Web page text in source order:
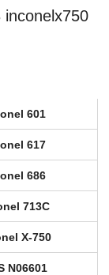
inconelx750
601
617
686
713C
X-750
N06601